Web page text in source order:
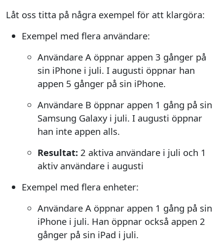
Låt oss titta på några exempel för att klargöra:
Exempel med flera användare:
Användare A öppnar appen 3 gånger på
sin iPhone i juli. I augusti öppnar han
appen 5 gånger på sin iPhone.
Användare B öppnar appen 1 gång på sin
Samsung Galaxy i juli. I augusti öppnar
han inte appen alls.
Resultat: 2 aktiva användare i juli och 1
aktiv användare i augusti
Exempel med flera enheter:
Användare A öppnar appen 1 gång på sin
iPhone i juli. Han öppnar också appen 2
gånger på sin iPad i juli.